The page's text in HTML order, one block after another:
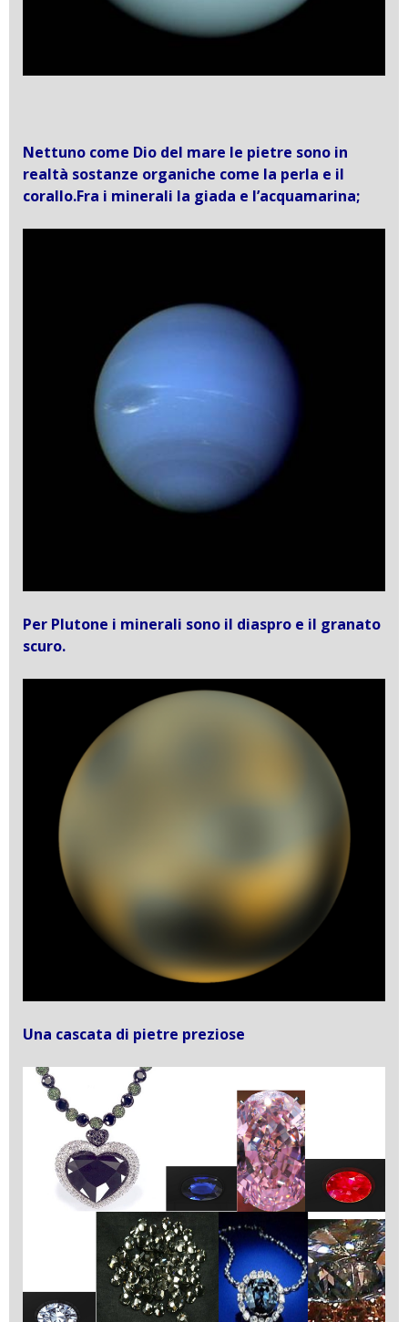
Nettuno come Dio del mare le pietre sono in
realtà sostanze organiche come la perla e il
corallo.Fra i minerali la giada e l’acquamarina;
Per Plutone i minerali sono il diaspro e il granato
scuro.
Una cascata di pietre preziose